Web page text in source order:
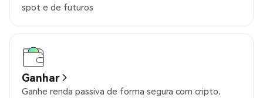
spot e de futuros
Ganhar
Ganhe renda passiva de forma segura com cripto.